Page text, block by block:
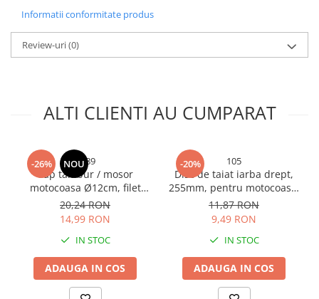
Foarfeci gradinarit
Gratare gradina
Ustensile Gratar
Topoare
Accesorii aparate de sudura
Accesorii compresoare
Accesorii generatoare electrice
Accesorii pistoale de lipit
Accesorii polizare si slefuire
Bomfaiere si fierastraie
Chei si truse chei
Informatii conformitate produs
Review-uri(0)
ALTI CLIENTI AU CUMPARAT
-26% NOU4789
Cap tambur / mosor
motocoasa Ø12cm, filet
M10*1.25mm, 290gr, AVI-
4789
20,24 RON
14,99 RON
IN STOC
ADAUGA IN COS
-20% 105
Disc de taiat iarba drept,
255mm, pentru motocoasa,
AVI-105
11,87 RON
9,49 RON
IN STOC
ADAUGA IN COS